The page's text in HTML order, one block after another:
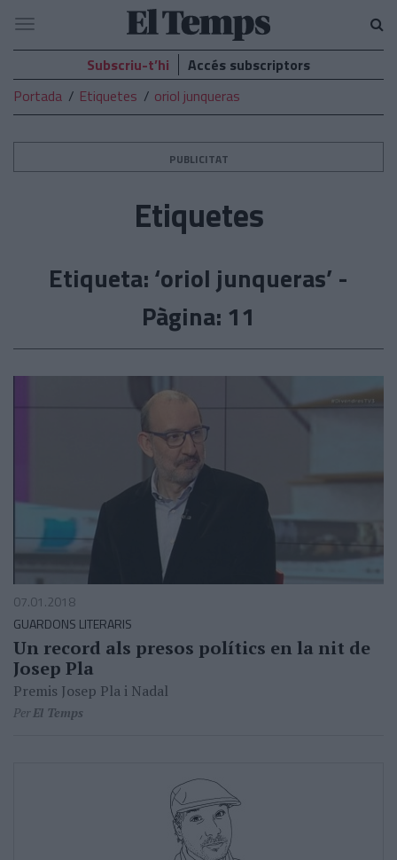
El
Temps
Navegació
Subscriu-t’hi
Accés subscriptors
Portada
Etiquetes oriol junqueras
PUBLICITAT
Etiquetes
Etiqueta: ‘oriol junqueras’ -
Pàgina: 11
07.01.2018
GUARDONS LITERARIS
Un record als presos polítics en la nit de
Josep Pla
Premis Josep Pla i Nadal
PerEl Temps